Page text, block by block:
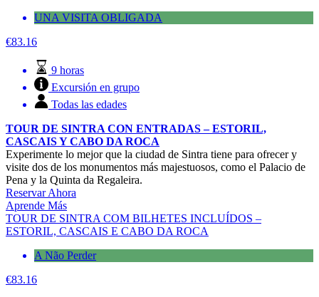
UNA VISITA OBLIGADA
€83.16
9 horas
Excursión en grupo
Todas las edades
TOUR DE SINTRA CON ENTRADAS – ESTORIL,
CASCAIS Y CABO DA ROCA
Experimente lo mejor que la ciudad de Sintra tiene para ofrecer y
visite dos de los monumentos más majestuosos, como el Palacio de
Pena y la Quinta da Regaleira.
Reservar Ahora
Aprende Más
TOUR DE SINTRA COM BILHETES INCLUÍDOS –
ESTORIL, CASCAIS E CABO DA ROCA
A Não Perder
€83.16